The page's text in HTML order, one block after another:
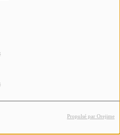
Propulsé par Orejime
YOUR EYE
- NÅID 2001 REMIX -